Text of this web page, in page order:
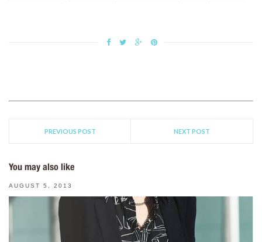
PREVIOUS POST NEXT POST
You may also like
AUGUST 5, 2013